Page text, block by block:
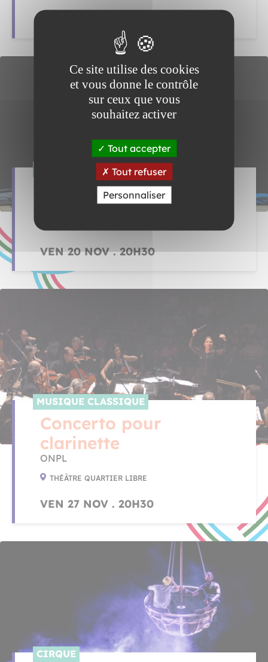
Je suis trop vert
Compagnie du Kaïros / David Lescot
VEN 20 NOV . 20H30
MUSIQUE CLASSIQUE
Concerto pour
clarinette
ONPL
THÉÂTRE QUARTIER LIBRE
VEN 27 NOV . 20H30
CIRQUE
Ce site utilise des cookies
et vous donne le contrôle
sur ceux que vous
souhaitez activer
Tout accepter
Tout refuser
Personnaliser